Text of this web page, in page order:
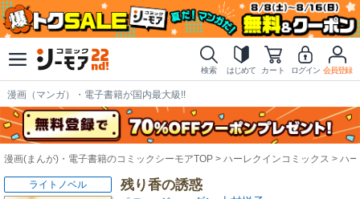
検索 はじめて カート ログイン 会員登録
漫画（マンガ）・電子書籍が国内最大級!!
漫画(まんが)・電子書籍のコミックシーモアTOP ハーレクインコミックス ハ
残り香の誘惑
ライトノベル